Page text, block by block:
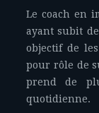
Le coach en
ayant subit
objectif de
pour rôle de
prend de
quotidienne.